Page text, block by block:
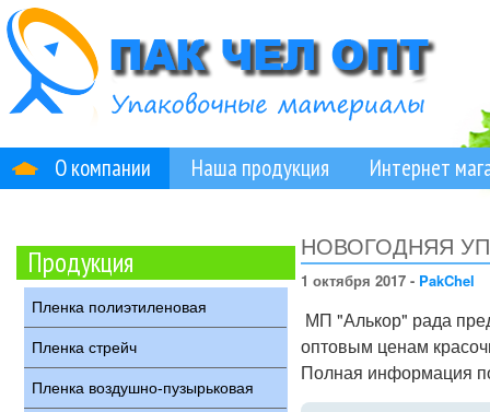
О компании Наша продукция Интернет
Продукция
Пленка полиэтиленовая
Пленка стрейч
Пленка воздушно-пузырьковая
НОВОГОДНЯЯ
1 октября 2017 - PakChel
МП "Алькор" рада
оптовым ценам
Полная информация